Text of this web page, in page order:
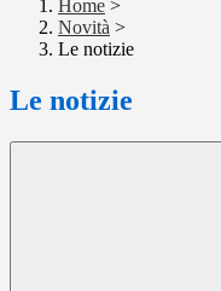
Home >
Novità >
Le notizie
Le notizie